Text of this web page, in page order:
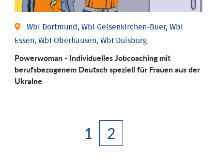
WbI Dortmund, WbI Gelsenkirchen-Buer, WbI
Essen, WbI Oberhausen, WbI Duisburg
Powerwoman - Individuelles Jobcoaching mit
berufsbezogenem Deutsch speziell für Frauen aus der
Ukraine
1 2